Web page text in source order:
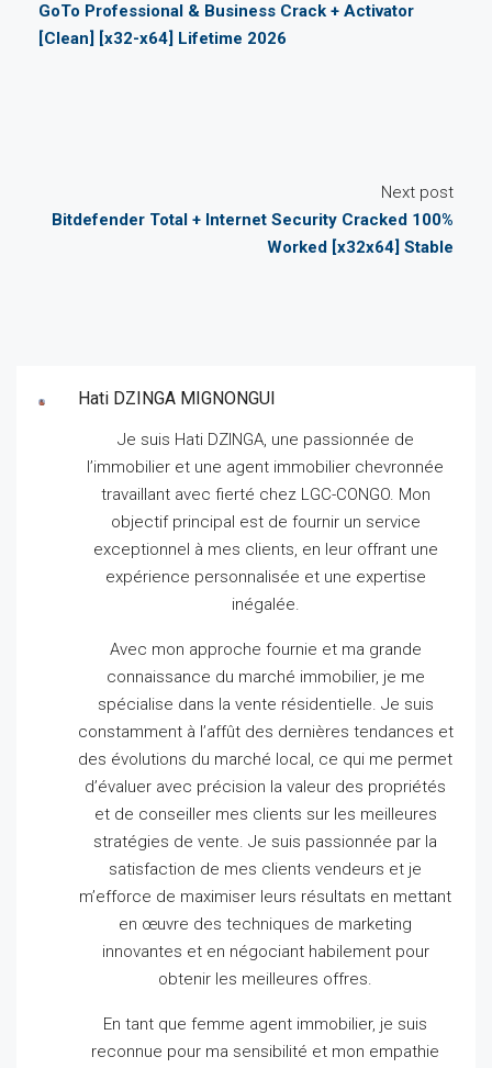
GoTo Professional & Business Crack + Activator
[Clean] [x32-x64] Lifetime 2026
Next post
Bitdefender Total + Internet Security Cracked 100%
Worked [x32x64] Stable
Hati DZINGA MIGNONGUI
Je suis Hati DZINGA, une passionnée de
l’immobilier et une agent immobilier chevronnée
travaillant avec fierté chez LGC-CONGO. Mon
objectif principal est de fournir un service
exceptionnel à mes clients, en leur offrant une
expérience personnalisée et une expertise
inégalée.
Avec mon approche fournie et ma grande
connaissance du marché immobilier, je me
spécialise dans la vente résidentielle. Je suis
constamment à l’affût des dernières tendances et
des évolutions du marché local, ce qui me permet
d’évaluer avec précision la valeur des propriétés
et de conseiller mes clients sur les meilleures
stratégies de vente.Je suis passionnée par la
satisfaction de mes clients vendeurs et je
m’efforce de maximiser leurs résultats en mettant
en œuvre des techniques de marketing
innovantes et en négociant habilement pour
obtenir les meilleures offres.
En tant que femme agent immobilier, je suis
reconnue pour ma sensibilité et mon empathie